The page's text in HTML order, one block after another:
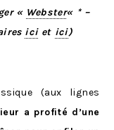
« Webster« * –
iciet ici)
(aux lignes
a profité d’une